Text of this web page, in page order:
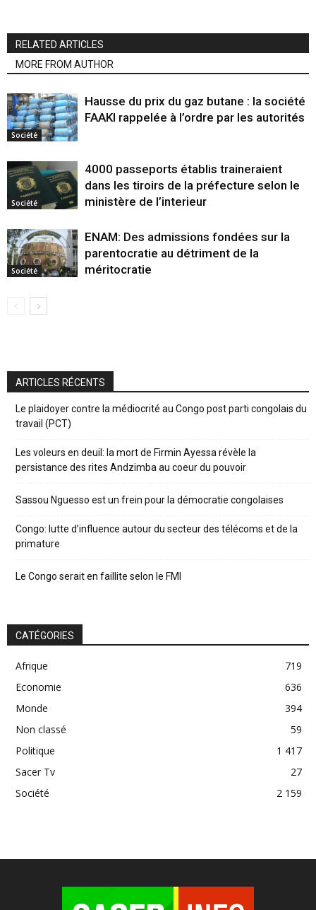
RELATED ARTICLES
MORE FROM AUTHOR
Société
Hausse du prix du gaz butane : la société
FAAKI rappelée à l’ordre par les autorités
Société
4000 passeports établis traineraient
dans les tiroirs de la préfecture selon le
ministère de l’interieur
Société
ENAM: Des admissions fondées sur la
parentocratie au détriment de la
méritocratie
ARTICLES RÉCENTS
Le plaidoyer contre la médiocrité au Congo post parti congolais du
travail (PCT)
Les voleurs en deuil: la mort de Firmin Ayessa révèle la
persistance des rites Andzimba au coeur du pouvoir
Sassou Nguesso est un frein pour la démocratie congolaises
Congo: lutte d’influence autour du secteur des télécoms et de la
primature
Le Congo serait en faillite selon le FMI
CATÉGORIES
Afrique
719
Economie
636
Monde
394
Non classé
59
Politique
1 417
Sacer Tv
27
Société
2 159